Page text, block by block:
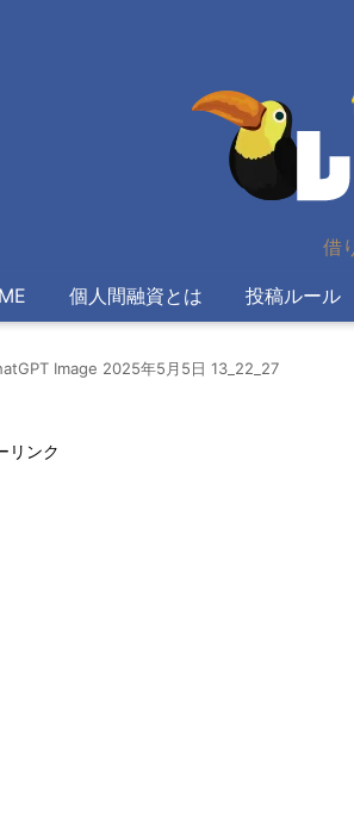
借
個人間融資とは 投稿ルール
Image 2025年5月5日 13_22_27
リンク